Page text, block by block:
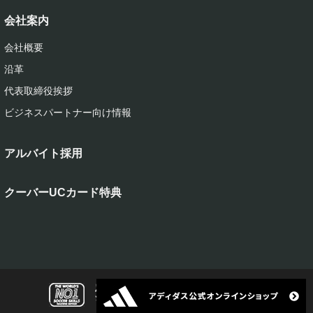
会社案内
会社概要
沿革
代表取締役挨拶
ビジネスパートナー向け情報
アルバイト採用
クーバーUCカード特典